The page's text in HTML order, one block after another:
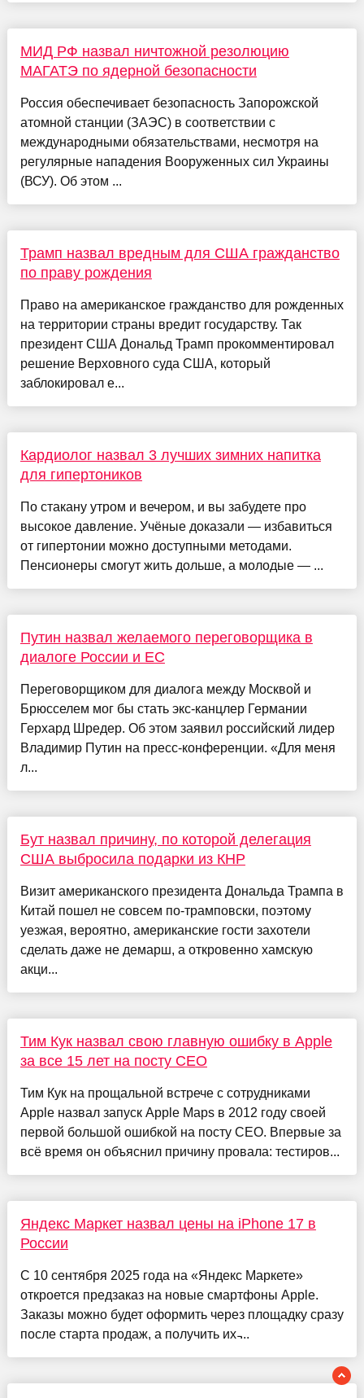
МИД РФ назвал ничтожной резолюцию
МАГАТЭ по ядерной безопасности
Россия обеспечивает безопасность Запорожской
атомной станции (ЗАЭС) в соответствии с
международными обязательствами, несмотря на
регулярные нападения Вооруженных сил Украины
(ВСУ). Об этом ...
Трамп назвал вредным для США гражданство
по праву рождения
Право на американское гражданство для рожденных
на территории страны вредит государству. Так
президент США Дональд Трамп прокомментировал
решение Верховного суда США, который
заблокировал е...
Кардиолог назвал 3 лучших зимних напитка
для гипертоников
По стакану утром и вечером, и вы забудете про
высокое давление. Учёные доказали — избавиться
от гипертонии можно доступными методами.
Пенсионеры смогут жить дольше, а молодые — ...
Путин назвал желаемого переговорщика в
диалоге России и ЕС
Переговорщиком для диалога между Москвой и
Брюсселем мог бы стать экс-канцлер Германии
Герхард Шредер. Об этом заявил российский лидер
Владимир Путин на пресс-конференции. «Для меня
л...
Бут назвал причину, по которой делегация
США выбросила подарки из КНР
Визит американского президента Дональда Трампа в
Китай пошел не совсем по-трамповски, поэтому
уезжая, вероятно, американские гости захотели
сделать даже не демарш, а откровенно хамскую
акци...
Тим Кук назвал свою главную ошибку в Apple
за все 15 лет на посту CEO
Тим Кук на прощальной встрече с сотрудниками
Apple назвал запуск Apple Maps в 2012 году своей
первой большой ошибкой на посту CEO. Впервые за
всё время он объяснил причину провала: тестиров...
Яндекс Маркет назвал цены на iPhone 17 в
России
С 10 сентября 2025 года на «Яндекс Маркете»
откроется предзаказ на новые смартфоны Apple.
Заказы можно будет оформить через площадку сразу
после старта продаж, а получить их ̵...